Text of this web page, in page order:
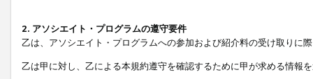
2. アソシエイト・プログラムの遵守要件
乙は、アソシエイト・プログラムへの参加および紹介料の受け取りに
乙は甲に対し、乙による本規約遵守を確認するために甲が求める情報